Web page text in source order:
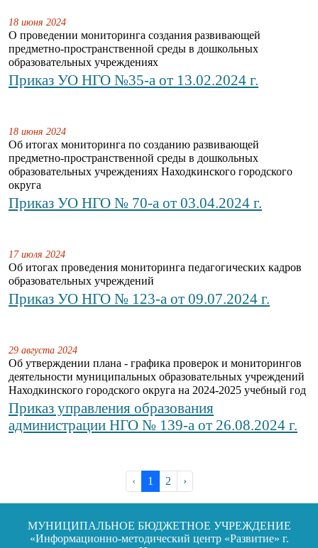
18 июня 2024
О проведении мониторинга создания развивающей
предметно-пространственной среды в дошкольных
образовательных учреждениях
Приказ УО НГО №35-а от 13.02.2024 г.
18 июня 2024
Об итогах мониторинга по созданию развивающей
предметно-пространственной среды в дошкольных
образовательных учреждениях Находкинского городского
округа
Приказ УО НГО № 70-а от 03.04.2024 г.
17 июля 2024
Об итогах проведения мониторинга педагогических кадров
образовательных учреждений
Приказ УО НГО № 123-а от 09.07.2024 г.
29 августа 2024
Об утверждении плана - графика проверок и мониторингов
деятельности муниципальных образовательных учреждений
Находкинского городского округа на 2024-2025 учебный год
Приказ управления образования
администрации НГО № 139-а от 26.08.2024 г.
‹ 1 2 ›
МУНИЦИПАЛЬНОЕ БЮДЖЕТНОЕ УЧРЕЖДЕНИЕ
«Информационно-методический центр «Развитие» г.